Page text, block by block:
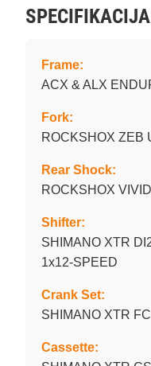
Frame:
ACX & ALX
Fork:
ROCKSHOX ZEB
Rear Shock:
ROCKSHOX
Shifter:
SHIMANO XTR
1x12-SPEED
Crank Set:
SHIMANO XTR
Cassette: